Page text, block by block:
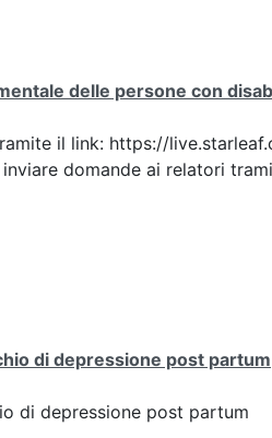
delle persone con
il link: https://
domande ai relatori
di depressione post partum
di depressione post partum